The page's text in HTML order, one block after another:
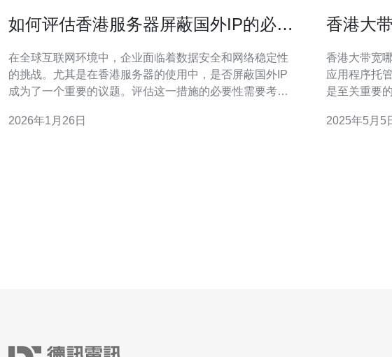
如何评估香港服务器屏蔽国外IP的必要
在全球互联网环境中，企业面临着数据安全和网络稳定性
的挑战。尤其是在香港服务器的使用中，是否屏蔽国外IP
成为了一个重要的议题。评估这一措施的必要性需要考虑
规等。本文将详细探讨如何评估香港服务器屏蔽国外IP的
2026年1月26日
香港大
香港大带宽哪个服务器
应用程序托
是至关重要
2025年5月5